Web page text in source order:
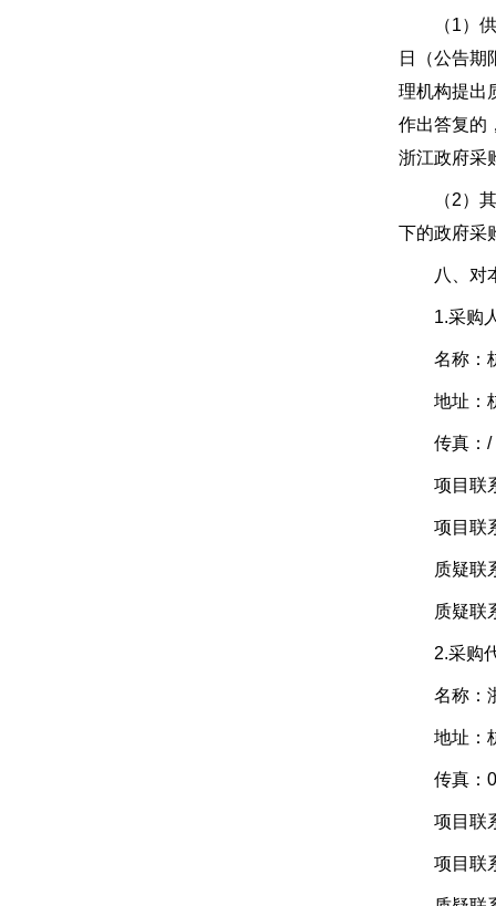
（1）供应
日（公告期
理机构提出
作出答复的
浙江政府采
（2）其他
下的政府采
八、对本
1.采购
名称：杭
地址：杭
传真：/
项目联系
项目联系
质疑联系
质疑联系
2.采购代
名称：浙
地址：杭
传真：
项目联系
项目联系